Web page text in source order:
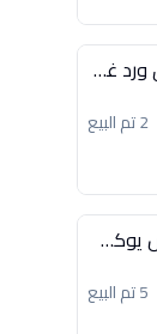
طقم برطمان 3ق ورد غطاء مينت جرين هيريفين
2 تم البيع
علبة ثلاجة كليبس يوكسان
5 تم البيع